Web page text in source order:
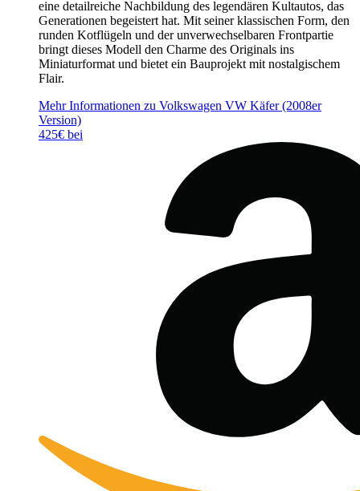
eine detailreiche Nachbildung des legendären Kultautos, das
Generationen begeistert hat. Mit seiner klassischen Form, den
runden Kotflügeln und der unverwechselbaren Frontpartie
bringt dieses Modell den Charme des Originals ins
Miniaturformat und bietet ein Bauprojekt mit nostalgischem
Flair.
Mehr Informationen zu Volkswagen VW Käfer (2008er
Version)
425€ bei